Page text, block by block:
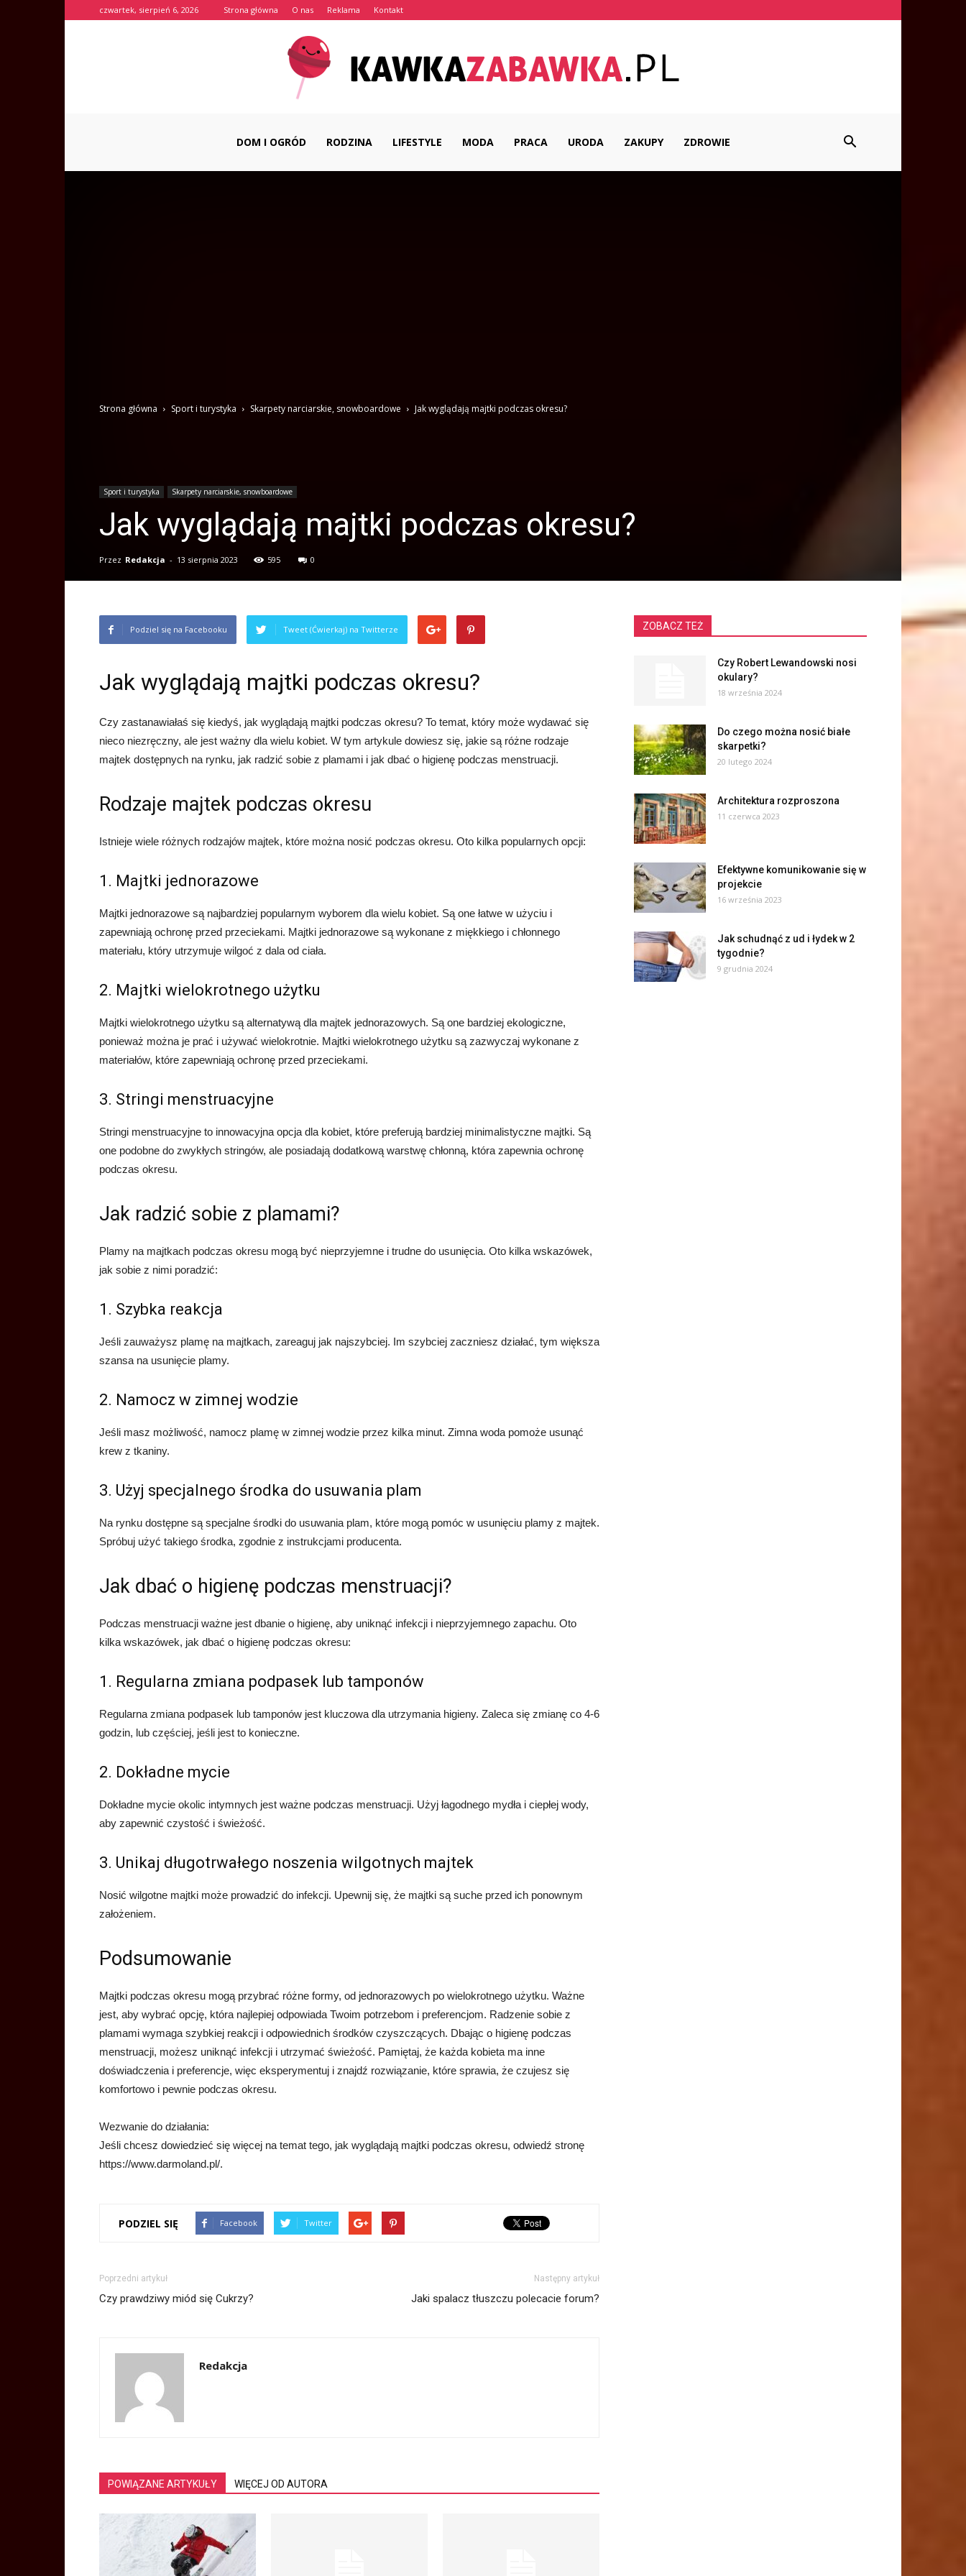
czwartek, sierpień 6, 2026 Strona główna O nas Reklama Kontakt
KawkaZabawka.pl
DOM I OGRÓD RODZINA LIFESTYLE MODA PRACA URODA ZAKUPY ZDROWIE
Strona główna Sport i turystyka Skarpety narciarskie, snowboardowe Jak wyglądają majtki podczas okresu?
Sport i turystyka Skarpety narciarskie, snowboardowe
Jak wyglądają majtki podczas okresu?
Przez Redakcja - 13 sierpnia 2023 595 0
Podziel się na Facebooku Tweet (Ćwierkaj) na Twitterze
Jak wyglądają majtki podczas okresu?
Czy zastanawiałaś się kiedyś, jak wyglądają majtki podczas okresu? To temat, który może wydawać się
nieco niezręczny, ale jest ważny dla wielu kobiet. W tym artykule dowiesz się, jakie są różne rodzaje
majtek dostępnych na rynku, jak radzić sobie z plamami i jak dbać o higienę podczas menstruacji.
Rodzaje majtek podczas okresu
Istnieje wiele różnych rodzajów majtek, które można nosić podczas okresu. Oto kilka popularnych opcji:
1. Majtki jednorazowe
Majtki jednorazowe są najbardziej popularnym wyborem dla wielu kobiet. Są one łatwe w użyciu i
zapewniają ochronę przed przeciekami. Majtki jednorazowe są wykonane z miękkiego i chłonnego
materiału, który utrzymuje wilgoć z dala od ciała.
2. Majtki wielokrotnego użytku
Majtki wielokrotnego użytku są alternatywą dla majtek jednorazowych. Są one bardziej ekologiczne,
ponieważ można je prać i używać wielokrotnie. Majtki wielokrotnego użytku są zazwyczaj wykonane z
materiałów, które zapewniają ochronę przed przeciekami.
3. Stringi menstruacyjne
Stringi menstruacyjne to innowacyjna opcja dla kobiet, które preferują bardziej minimalistyczne majtki. Są
one podobne do zwykłych stringów, ale posiadają dodatkową warstwę chłonną, która zapewnia ochronę
podczas okresu.
Jak radzić sobie z plamami?
Plamy na majtkach podczas okresu mogą być nieprzyjemne i trudne do usunięcia. Oto kilka wskazówek,
jak sobie z nimi poradzić:
1. Szybka reakcja
Jeśli zauważysz plamę na majtkach, zareaguj jak najszybciej. Im szybciej zaczniesz działać, tym większa
szansa na usunięcie plamy.
2. Namocz w zimnej wodzie
Jeśli masz możliwość, namocz plamę w zimnej wodzie przez kilka minut. Zimna woda pomoże usunąć
krew z tkaniny.
3. Użyj specjalnego środka do usuwania plam
Na rynku dostępne są specjalne środki do usuwania plam, które mogą pomóc w usunięciu plamy z majtek.
Spróbuj użyć takiego środka, zgodnie z instrukcjami producenta.
Jak dbać o higienę podczas menstruacji?
Podczas menstruacji ważne jest dbanie o higienę, aby uniknąć infekcji i nieprzyjemnego zapachu. Oto
kilka wskazówek, jak dbać o higienę podczas okresu:
1. Regularna zmiana podpasek lub tamponów
Regularna zmiana podpasek lub tamponów jest kluczowa dla utrzymania higieny. Zaleca się zmianę co 4-6
godzin, lub częściej, jeśli jest to konieczne.
2. Dokładne mycie
Dokładne mycie okolic intymnych jest ważne podczas menstruacji. Użyj łagodnego mydła i ciepłej wody,
aby zapewnić czystość i świeżość.
3. Unikaj długotrwałego noszenia wilgotnych majtek
Nosić wilgotne majtki może prowadzić do infekcji. Upewnij się, że majtki są suche przed ich ponownym
założeniem.
Podsumowanie
Majtki podczas okresu mogą przybrać różne formy, od jednorazowych po wielokrotnego użytku. Ważne
jest, aby wybrać opcję, która najlepiej odpowiada Twoim potrzebom i preferencjom. Radzenie sobie z
plamami wymaga szybkiej reakcji i odpowiednich środków czyszczących. Dbając o higienę podczas
menstruacji, możesz uniknąć infekcji i utrzymać świeżość. Pamiętaj, że każda kobieta ma inne
doświadczenia i preferencje, więc eksperymentuj i znajdź rozwiązanie, które sprawia, że czujesz się
komfortowo i pewnie podczas okresu.
Wezwanie do działania:
Jeśli chcesz dowiedzieć się więcej na temat tego, jak wyglądają majtki podczas okresu, odwiedź stronę
https://www.darmoland.pl/.
PODZIEL SIĘ Facebook Twitter
Poprzedni artykuł
Czy prawdziwy miód się Cukrzy?
Następny artykuł
Jaki spalacz tłuszczu polecacie forum?
Redakcja
POWIĄZANE ARTYKUŁY WIĘCEJ OD AUTORA
ZOBACZ TEŻ
Czy Robert Lewandowski nosi
okulary?
18 września 2024
Do czego można nosić białe
skarpetki?
20 lutego 2024
Architektura rozproszona
11 czerwca 2023
Efektywne komunikowanie się w
projekcie
16 września 2023
Jak schudnąć z ud i łydek w 2
tygodnie?
9 grudnia 2024